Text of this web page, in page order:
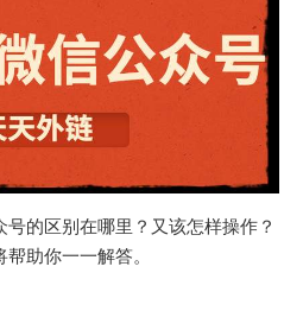
的区别在哪里？又该怎样操作？
助你一一解答。